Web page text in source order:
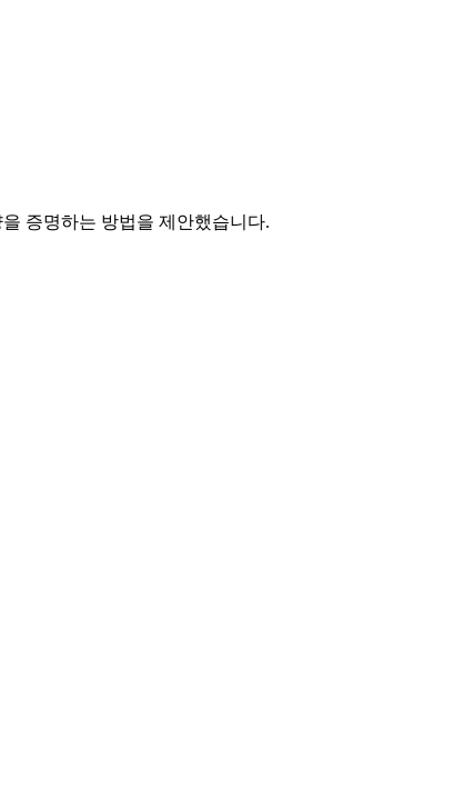
증명하는 방법을 제안했습니다.